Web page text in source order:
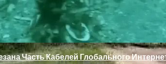
В Нижнем Новгороде
Часть Кабелей Глобального